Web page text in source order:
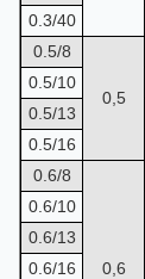
0.3/40
0.5/8
0,5
0.5/10
0.5/13
0.5/16
0.6/8
0,6
0.6/10
0.6/13
0.6/16